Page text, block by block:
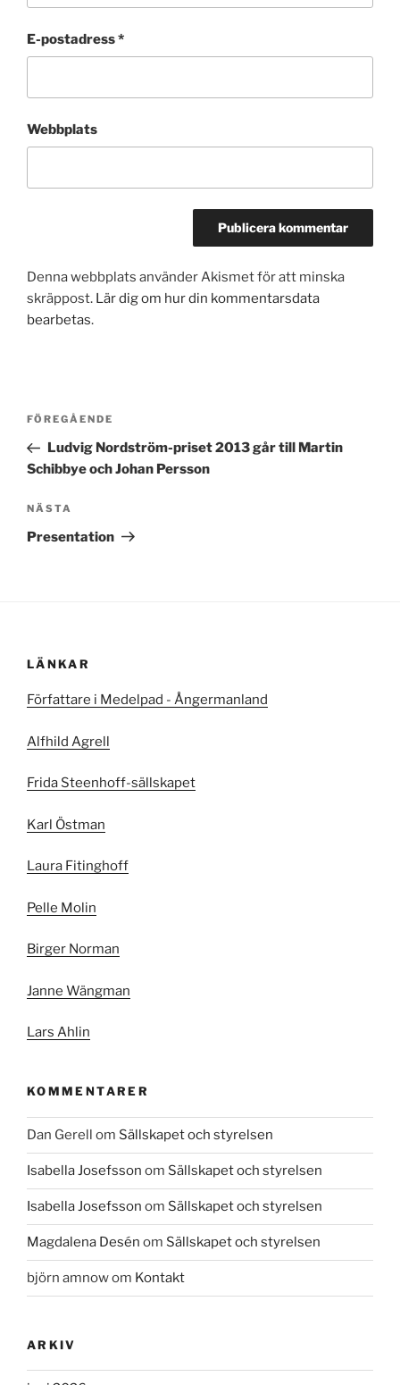
E-postadress*
Webbplats
Denna webbplats använder Akismet för att minska
skräppost. Lär dig om hur din kommentarsdata
bearbetas.
Inläggsnavigering
Föregående
inlägg
FÖREGÅENDE
Ludvig Nordström-priset 2013 går till Martin
Schibbye och Johan Persson
Nästa
inlägg
NÄSTA
Presentation
LÄNKAR
Författare i Medelpad - Ångermanland
Alfhild Agrell
Frida Steenhoff-sällskapet
Karl Östman
Laura Fitinghoff
Pelle Molin
Birger Norman
Janne Wängman
Lars Ahlin
KOMMENTARER
Dan Gerell om Sällskapet och styrelsen
Isabella Josefsson om Sällskapet och styrelsen
Isabella Josefsson om Sällskapet och styrelsen
Magdalena Desén om Sällskapet och styrelsen
björn amnowom Kontakt
ARKIV